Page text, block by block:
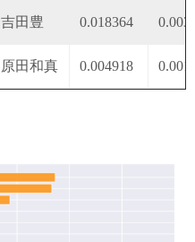
吉田豊 0.018364
原田和真 0.004918